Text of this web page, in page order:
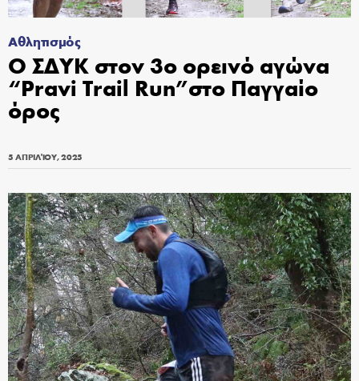
Αθλητισμός
Ο ΣΔΥΚ στον 3ο ορεινό αγώνα
“Pravi Trail Run”στο Παγγαίο
όρος
5 ΑΠΡΙΛΊΟΥ, 2025